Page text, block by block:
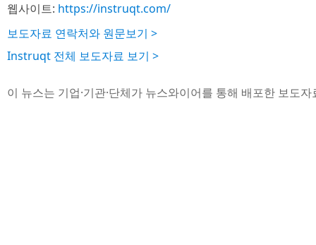
웹사이트: https://instruqt.com/
보도자료 연락처와 원문보기 >
Instruqt 전체 보도자료 보기 >
이 뉴스는 기업·기관·단체가 뉴스와이어를 통해 배포한 보도